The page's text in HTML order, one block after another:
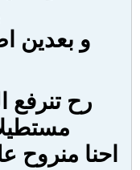
و بعدين
احنا منروح